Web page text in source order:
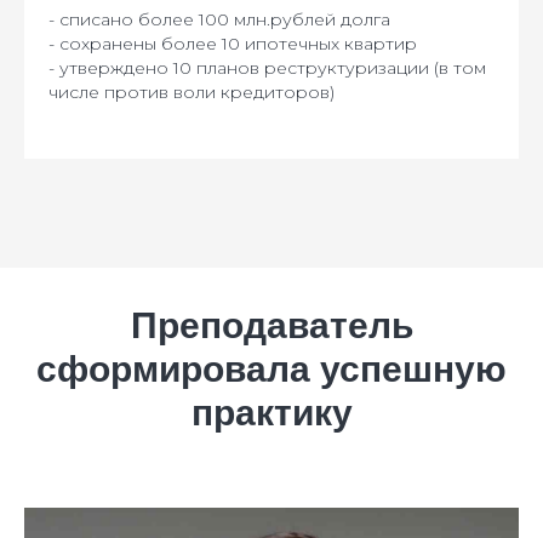
- списано более 100 млн.рублей долга
- сохранены более 10 ипотечных квартир
- утверждено 10 планов реструктуризации (в том
числе против воли кредиторов)
Преподаватель
сформировала успешную
практику